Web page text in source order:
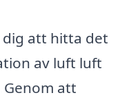
att hitta det
av luft luft
att